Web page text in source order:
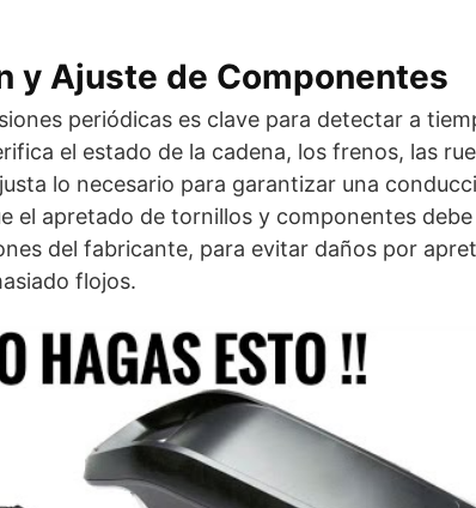
y Ajuste de Componentes
periódicas es clave para detectar a
el estado de la cadena, los frenos, las
lo necesario para garantizar una
el apretado de tornillos y componentes
del fabricante, para evitar daños por
flojos.